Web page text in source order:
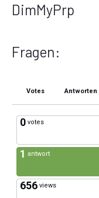
DimMyPrp
Fragen:
Votes Antworten
0 votes
1 antwort
656 views